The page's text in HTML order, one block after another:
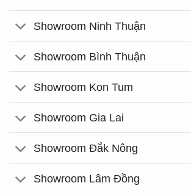
Showroom Ninh Thuận
Showroom Bình Thuận
Showroom Kon Tum
Showroom Gia Lai
Showroom Đắk Nông
Showroom Lâm Đồng